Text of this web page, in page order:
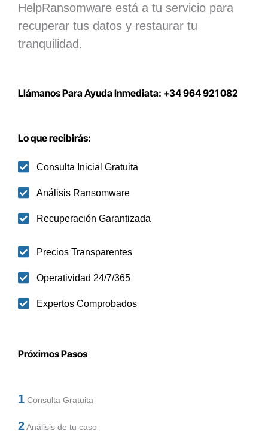
HelpRansomware está a tu servicio para
recuperar tus datos y restaurar tu
tranquilidad.
Llámanos Para Ayuda Inmediata: +34 964 921 082
Lo que recibirás:
Consulta Inicial Gratuita
Análisis Ransomware
Recuperación Garantizada
Precios Transparentes
Operatividad 24/7/365
Expertos Comprobados
Próximos Pasos
1 Consulta Gratuita
2Análisis de tu caso